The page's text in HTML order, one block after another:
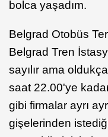
bolca yaşadım.
Belgrad Otobüs
Belgrad Tren
sayılır ama
saat 22.00'ye
gibi firmalar ayrı
gişelerinden